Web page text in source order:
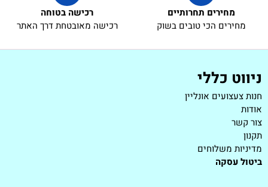
מחירים תחרותיים
מחירים הכי טובים בשוק
רכישה בטוחה
רכישה מאובטחת דרך האתר
ניווט כללי
חנות צעצועים אונליין
אודות
צור קשר
תקנון
מדיניות משלוחים
ביטול עסקה